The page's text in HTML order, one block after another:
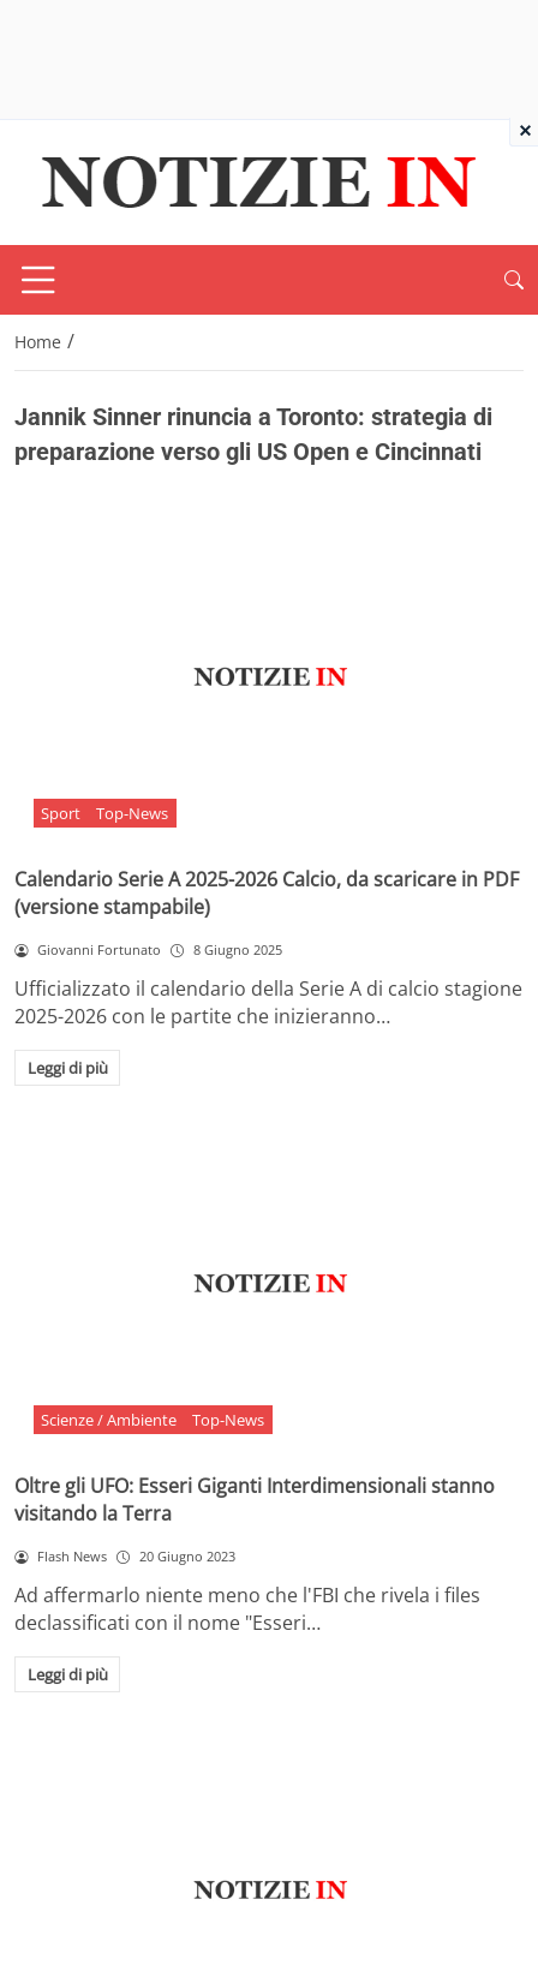
Home /
Jannik Sinner rinuncia a Toronto: strategia di
preparazione verso gli US Open e Cincinnati
Sport Top-News
Calendario Serie A 2025-2026 Calcio, da scaricare in PDF
(versione stampabile)
Giovanni Fortunato 8 Giugno 2025
Ufficializzato il calendario della Serie A di calcio stagione
2025-2026 con le partite che inizieranno…
Leggi di più
Scienze / Ambiente Top-News
Oltre gli UFO: Esseri Giganti Interdimensionali stanno
visitando la Terra
Flash News 20 Giugno 2023
Ad affermarlo niente meno che l'FBI che rivela i files
declassificati con il nome "Esseri…
Leggi di più
×